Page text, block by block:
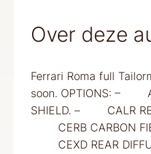
Over deze
Ferrari Roma full
soon. OPTIONS: –
SHIELD. – CALR
CERB CARBON
CEXD REAR